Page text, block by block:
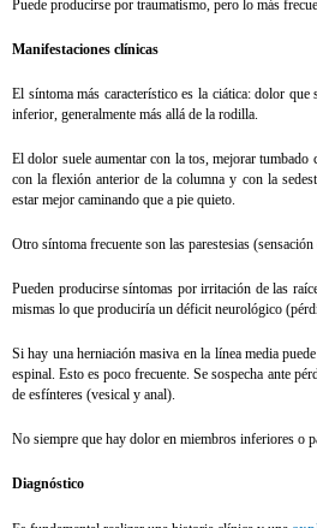
Puede producirse por traumatismo, pero lo más
Manifestaciones clínicas
El síntoma más característico es la ciática: dolor
inferior, generalmente más allá de la rodilla.
El dolor suele aumentar con la tos, mejorar tumbado
con la flexión anterior de la columna y con la
estar mejor caminando que a pie quieto.
Otro síntoma frecuente son las parestesias
Pueden producirse síntomas por irritación de las
mismas lo que produciría un déficit neurológico
Si hay una herniación masiva en la línea media
espinal. Esto es poco frecuente. Se sospecha ante
de esfínteres (vesical y anal).
No siempre que hay dolor en miembros inferiores o
Diagnóstico